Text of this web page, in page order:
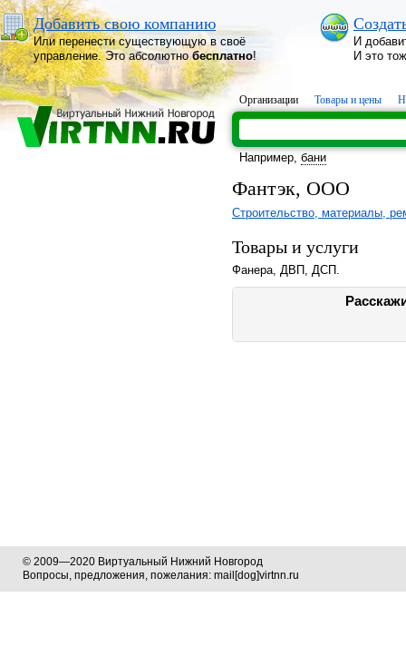
Добавить свою компанию
Или перенести существующую в своё
управление. Это абсолютнобесплатно!
И
И это
Организации Товары и цены
Например, бани
Фантэк, ООО
Строительство, материалы,
Товары и услуги
Фанера, ДВП, ДСП.
© 2009—2020 Виртуальный Нижний Новгород
Вопросы, предложения, пожелания: mail[dog]virtnn.ru